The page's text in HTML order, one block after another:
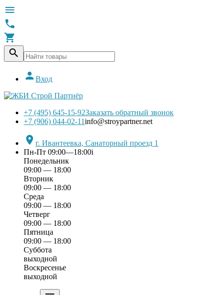




 Вход
+7 (495) 645-15-92Заказать обратный звонок
+7 (906) 044-02-11info@stroypartner.net
 г. Ивантеевка, Санаторный проезд 1
Пн-Пт 09:00—18:00i
Понедельник
09:00 — 18:00
Вторник
09:00 — 18:00
Среда
09:00 — 18:00
Четверг
09:00 — 18:00
Пятница
09:00 — 18:00
Суббота
выходной
Воскресенье
выходной